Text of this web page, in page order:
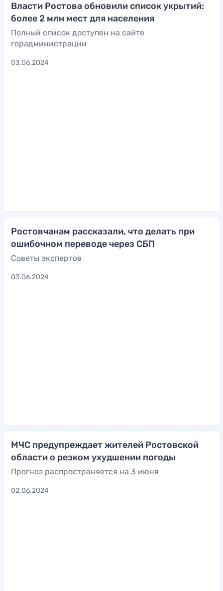
Власти Ростова обновили список укрытий:
более 2 млн мест для населения
Полный список доступен на сайте
горадминистрации
03.06.2024
Ростовчанам рассказали, что делать при
ошибочном переводе через СБП
Советы экспертов
03.06.2024
МЧС предупреждает жителей Ростовской
области о резком ухудшении погоды
Прогноз распространяется на 3 июня
02.06.2024